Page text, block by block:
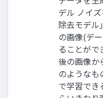
デル ノイ
除去モデル
の画像(デ
ることが
後の画像か
のようなも
で学習でき